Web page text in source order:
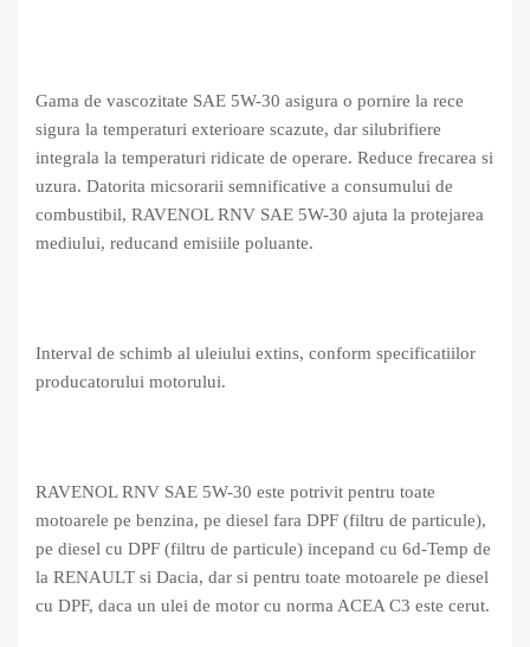
Gama de vascozitate SAE 5W-30 asigura o pornire la rece
sigura la temperaturi exterioare scazute, dar silubrifiere
integrala la temperaturi ridicate de operare. Reduce frecarea si
uzura. Datorita micsorarii semnificative a consumului de
combustibil, RAVENOL RNV SAE 5W-30 ajuta la protejarea
mediului, reducand emisiile poluante.
Interval de schimb al uleiului extins, conform specificatiilor
producatorului motorului.
RAVENOL RNV SAE 5W-30 este potrivit pentru toate
motoarele pe benzina, pe diesel fara DPF (filtru de particule),
pe diesel cu DPF (filtru de particule) incepand cu 6d-Temp de
la RENAULT si Dacia, dar si pentru toate motoarele pe diesel
cu DPF, daca un ulei de motor cu norma ACEA C3 este cerut.